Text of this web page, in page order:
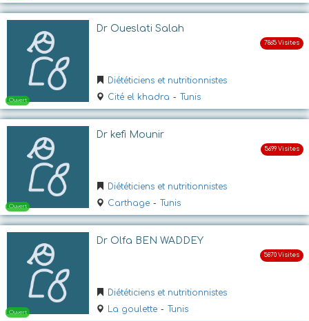
Ouvert
Ouvert
Dr Oueslati Salah
Diététiciens et nutritionnistes
Cité el khadra - Tunis
Dr kefi Mounir
Diététiciens et nutritionnistes
Carthage - Tunis
Dr Olfa BEN WADDEY
Diététiciens et nutritionnistes
La goulette - Tunis